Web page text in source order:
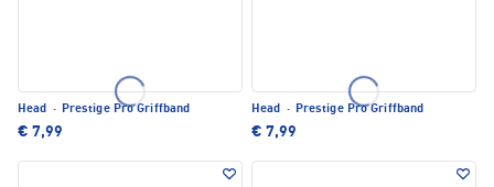
Head · Prestige Pro Griffband
€ 7,99
Head · Prestige Pro Griffband
€ 7,99